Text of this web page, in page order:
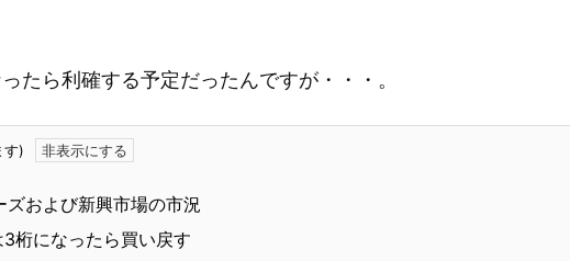
たら利確する予定だったんですが・・・。
す)
および新興市場の市況
桁になったら買い戻す